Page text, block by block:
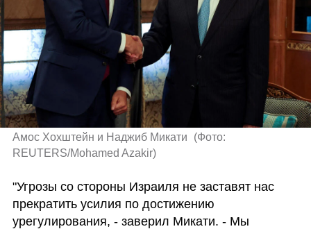
Амос Хохштейн и Наджиб Микати (Фото:
REUTERS/Mohamed Azakir)
"Угрозы со стороны Израиля не заставят нас
прекратить усилия по достижению
урегулирования, - заверил Микати. - Мы